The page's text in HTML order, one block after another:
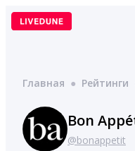
Перейти
Главная ● Рейтинги
Bon
@bonappetit